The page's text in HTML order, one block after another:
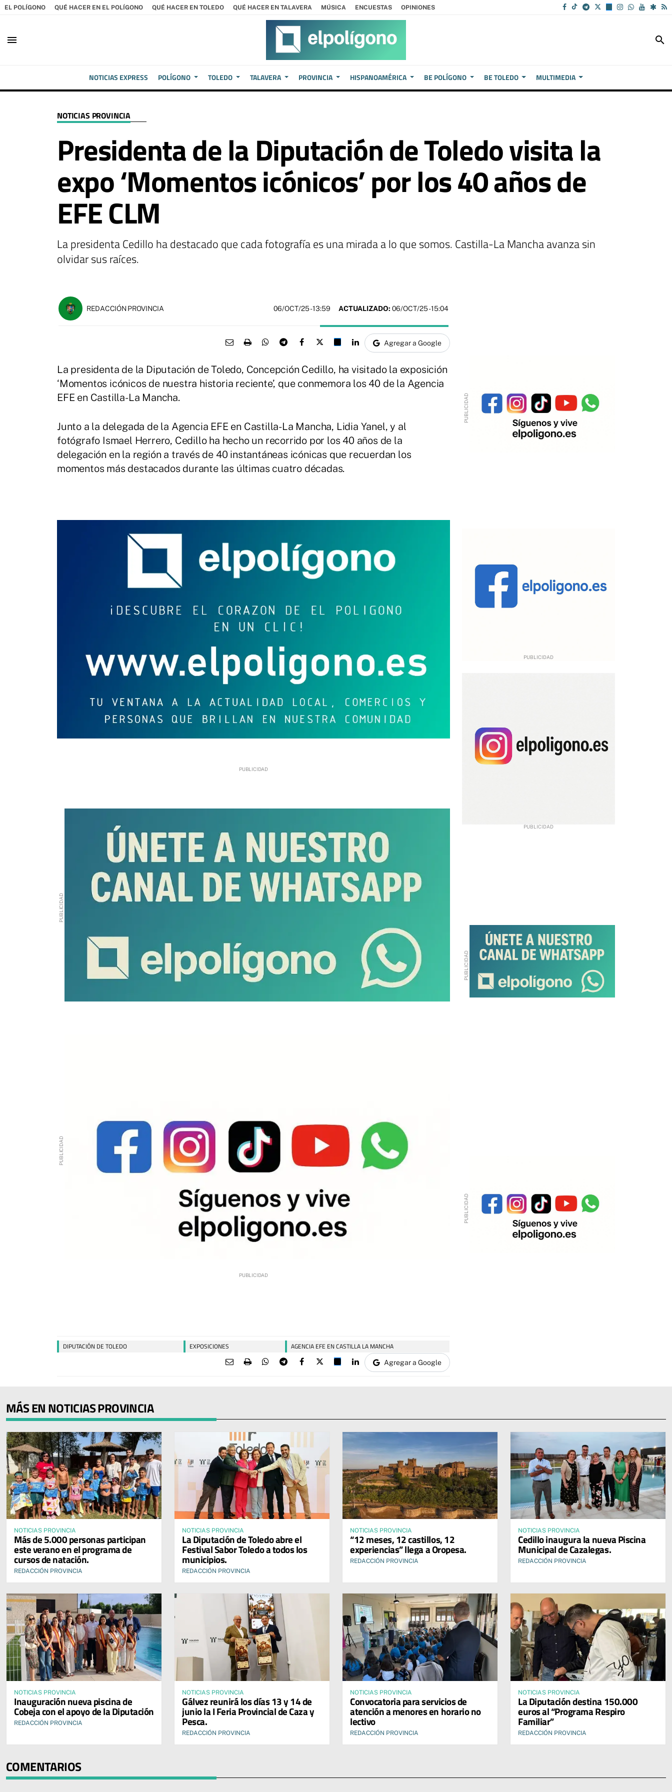
EL POLÍGONO QUÉ HACER EN EL POLÍGONO QUÉ HACER EN TOLEDO QUÉ HACER EN TALAVERA MÚSICA ENCUESTAS OPINIONES
menu search
NOTICIAS EXPRESS POLÍGONO TOLEDO TALAVERA PROVINCIA HISPANOAMÉRICA BE POLÍGONO BE TOLEDO MULTIMEDIA
NOTICIAS PROVINCIA
Presidenta de la Diputación de Toledo visita la
expo ‘Momentos icónicos’ por los 40 años de
EFE CLM
La presidenta Cedillo ha destacado que cada fotografía es una mirada a lo que somos. Castilla-La Mancha avanza sin
olvidar sus raíces.
REDACCIÓN PROVINCIA 06/OCT/25- 13:59 ACTUALIZADO: 06/OCT/25 - 15:04
Agregar a Google
La presidenta de la Diputación de Toledo, Concepción Cedillo, ha visitado la exposición
‘Momentos icónicos de nuestra historia reciente’, que conmemora los 40 de la Agencia
EFE en Castilla-La Mancha.
Junto a la delegada de la Agencia EFE en Castilla-La Mancha, Lidia Yanel, y al
fotógrafo Ismael Herrero, Cedillo ha hecho un recorrido por los 40 años de la
delegación en la región a través de 40 instantáneas icónicas que recuerdan los
momentos más destacados durante las últimas cuatro décadas.
DIPUTACIÓN DE TOLEDO EXPOSICIONES AGENCIA EFE EN CASTILLA LA MANCHA
Agregar a Google
MÁS EN NOTICIAS PROVINCIA
NOTICIAS PROVINCIA
Más de 5.000 personas participan
este verano en el programa de
cursos de natación.
REDACCIÓN PROVINCIA
NOTICIAS PROVINCIA
La Diputación de Toledo abre el
Festival Sabor Toledo a todos los
municipios.
REDACCIÓN PROVINCIA
NOTICIAS PROVINCIA
“12 meses, 12 castillos, 12
experiencias” llega a Oropesa.
REDACCIÓN PROVINCIA
NOTICIAS PROVINCIA
Cedillo inaugura la nueva Piscina
Municipal de Cazalegas.
REDACCIÓN PROVINCIA
NOTICIAS PROVINCIA
Inauguración nueva piscina de
Cobeja con el apoyo de la Diputación
REDACCIÓN PROVINCIA
NOTICIAS PROVINCIA
Gálvez reunirá los días 13 y 14 de
junio la I Feria Provincial de Caza y
Pesca.
REDACCIÓN PROVINCIA
NOTICIAS PROVINCIA
Convocatoria para servicios de
atención a menores en horario no
lectivo
REDACCIÓN PROVINCIA
NOTICIAS PROVINCIA
La Diputación destina 150.000
euros al “Programa Respiro
Familiar”
REDACCIÓN PROVINCIA
COMENTARIOS